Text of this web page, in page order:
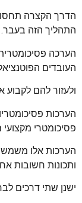
הדרך הקצרה
התהליך הזה בעבר.
הערכה
העובדים
ולעזור להם
הערכות
פסיכומטרי מקצועי
הערכות אלו
ותכונות חשובות
ישנן שתי דרכים